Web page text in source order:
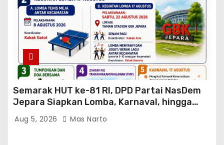
Semarak HUT ke-81 RI, DPD Partai NasDem
Jepara Siapkan Lomba, Karnaval, hingga
Ziarah ke TMP
Aug 5, 2026 Mas Narto